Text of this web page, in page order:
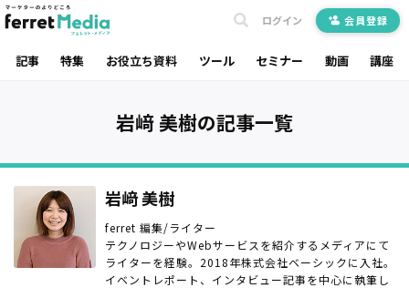
記事 特集 お役立ち資料 ツール セミナー 動画 講座
ログイン 会員登録
岩﨑 美樹の記事一覧
岩﨑 美樹
ferret 編集/ライター
テクノロジーやWebサービスを紹介するメディアにて
ライターを経験。2018年株式会社ベーシックに入社。
イベントレポート、インタビュー記事を中心に執筆し